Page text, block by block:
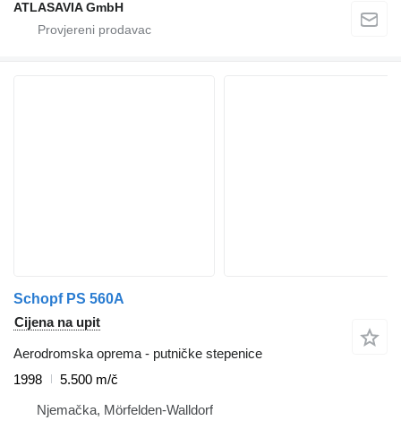
ATLASAVIA GmbH
Schopf PS 560A
Cijena na upit
Aerodromska oprema - putničke stepenice
1998
5.500 m/č
Njemačka, Mörfelden-Walldorf